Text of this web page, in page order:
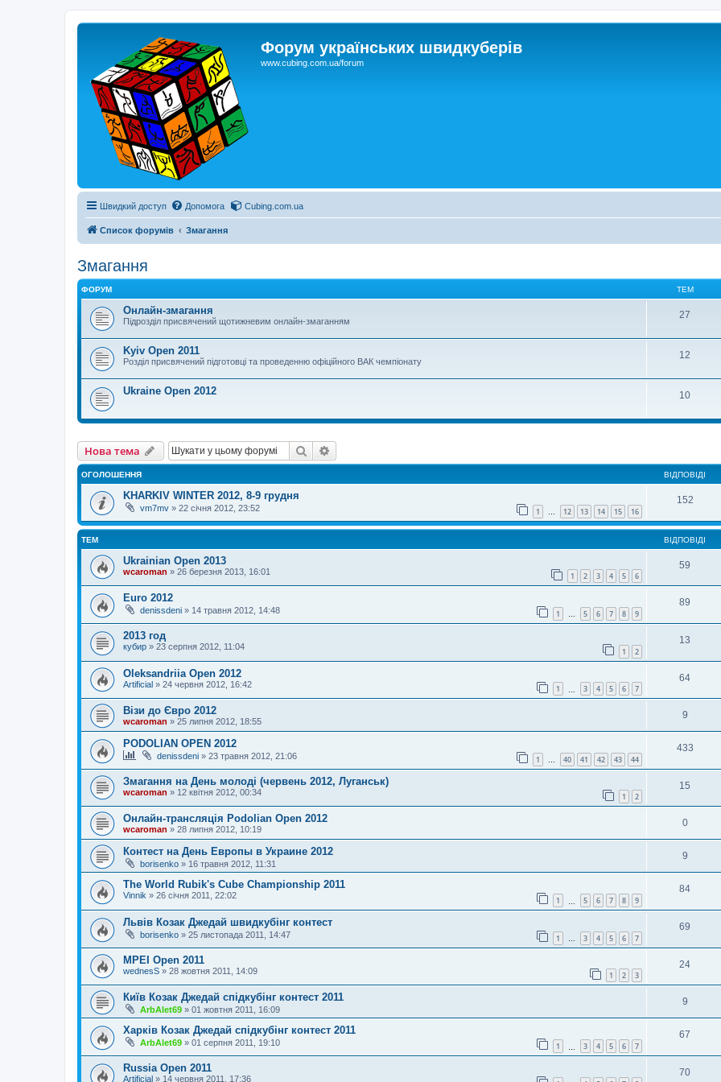
Форум українських швидкуберів
www.cubing.com.ua/forum
Швидкий доступ Допомога Cubing.com.ua
Список форумів Змагання
Змагання
ФОРУМ ТЕМ
Онлайн-змагання
Підрозділ присвячений щотижневим онлайн-змаганням
27
Kyiv Open 2011
Розділ присвячений підготовці та проведенню офіційного ВАК чемпіонату
12
Ukraine Open 2012 10
Нова тема Пошук
ОГОЛОШЕННЯ ВІДПОВІДІ
KHARKIV WINTER 2012, 8-9 грудня
vm7mv » 22 січня 2012, 23:52 1 … 12 13 14 15 16
152
ТЕМ ВІДПОВІДІ
Ukrainian Open 2013
wcaroman » 26 березня 2013, 16:01 1 2 3 4 5 6
59
Euro 2012
denissdeni » 14 травня 2012, 14:48 1 … 5 6 7 8 9
89
2013 год
кубир » 23 серпня 2012, 11:04 1 2
13
Oleksandriia Open 2012
Artificial » 24 червня 2012, 16:42 1 3 4 5 6 7
64
Візи до Євро 2012
wcaroman » 25 липня 2012, 18:55
9
PODOLIAN OPEN 2012
denissdeni » 23 травня 2012, 21:06 1 … 40 41 42 43 44
433
Змагання на День молоді (червень 2012, Луганськ)
wcaroman » 12 квітня 2012, 00:34 1 2
15
Онлайн-трансляцiя Podolian Open 2012
wcaroman » 28 липня 2012, 10:19
0
Контест на День Европы в Украине 2012
borisenko » 16 травня 2012, 11:31
9
The World Rubik's Cube Championship 2011
Vinnik » 26 січня 2011, 22:02 1 5 6 7 8 9
84
Львів Козак Джедай швидкубінг контест
borisenko » 25 листопада 2011, 14:47 1 … 3 4 5 6 7
69
MPEI Open 2011
wednesS » 28 жовтня 2011, 14:09 1 2 3
24
Київ Козак Джедай спідкубінг контест 2011
ArbAlet69 » 01 жовтня 2011, 16:09
9
Харків Козак Джедай спідкубінг контест 2011
ArbAlet69 » 01 серпня 2011, 19:10 1 3 4 5 6 7
67
Russia Open 2011
Artificial » 14 червня 2011, 17:36
70